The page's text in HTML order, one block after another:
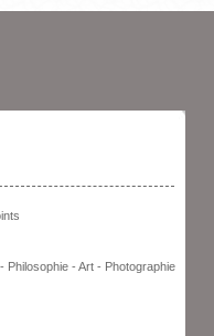
Philosophie - Art - Photographie